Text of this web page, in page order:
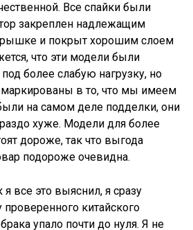
Все спайки были
закреплен надлежащим
и покрыт хорошим слоем
что эти модели были
более слабую нагрузку, но
в то, что мы имеем
на самом деле подделки, они
хуже. Модели для более
дороже, так что выгода
подороже очевидна.
я все это выяснил, я сразу
проверенного китайского
упало почти до нуля. Я не